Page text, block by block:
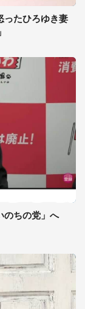
ったひろゆき妻
のちの党」へ